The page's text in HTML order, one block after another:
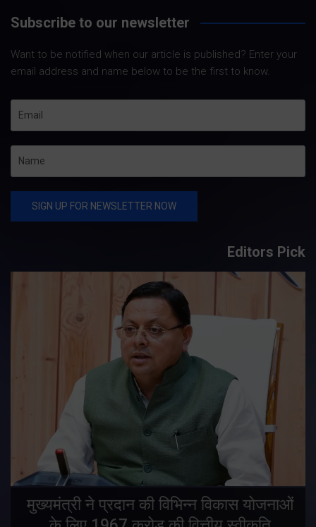
Subscribe to our newsletter
Want to be notified when our article is published? Enter your
email address and name below to be the first to know.
Editors Pick
मुख्यमंत्री ने प्रदान की विभिन्न विकास योजनाओं